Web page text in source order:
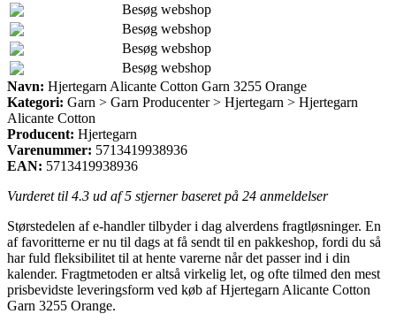
Besøg webshop
Besøg webshop
Besøg webshop
Besøg webshop
Navn: Hjertegarn Alicante Cotton Garn 3255 Orange
Kategori: Garn > Garn Producenter > Hjertegarn > Hjertegarn
Alicante Cotton
Producent: Hjertegarn
Varenummer: 5713419938936
EAN: 5713419938936
Vurderet til 4.3 ud af 5 stjerner baseret på 24 anmeldelser
Størstedelen af e-handler tilbyder i dag alverdens fragtløsninger. En
af favoritterne er nu til dags at få sendt til en pakkeshop, fordi du så
har fuld fleksibilitet til at hente varerne når det passer ind i din
kalender. Fragtmetoden er altså virkelig let, og ofte tilmed den mest
prisbevidste leveringsform ved køb af Hjertegarn Alicante Cotton
Garn 3255 Orange.